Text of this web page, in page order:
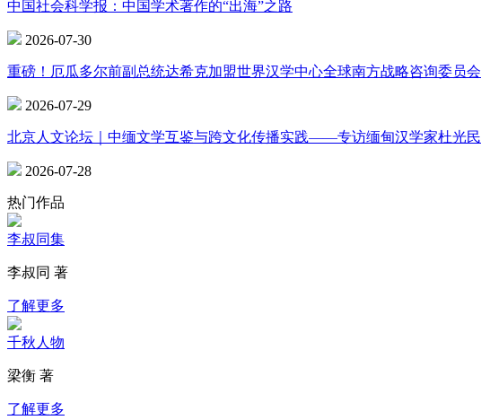
中国社会科学报：中国学术著作的“出海”之路
2026-07-30
重磅！厄瓜多尔前副总统达希克加盟世界汉学中心全球南方战略咨询委员会
2026-07-29
北京人文论坛｜中缅文学互鉴与跨文化传播实践——专访缅甸汉学家杜光民
2026-07-28
热门作品
李叔同集
李叔同 著
了解更多
千秋人物
梁衡 著
了解更多